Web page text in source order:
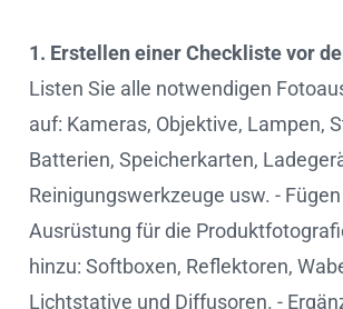
1. Erstellen einer Checkliste vor
Listen Sie alle notwendigen
auf: Kameras, Objektive, Lampen,
Batterien, Speicherkarten,
Reinigungswerkzeuge usw. - Fügen
Ausrüstung für die
hinzu: Softboxen, Reflektoren,
Lichtstative und Diffusoren. -